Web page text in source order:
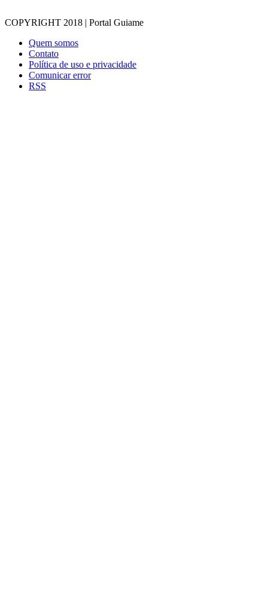
COPYRIGHT 2018 | Portal Guiame
Quem somos
Contato
Política de uso e privacidade
Comunicar error
RSS